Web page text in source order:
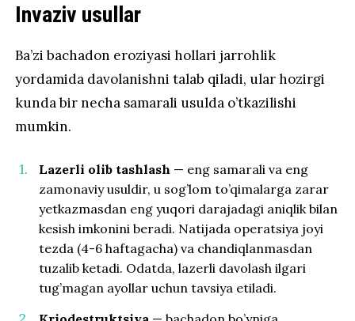
Invaziv usullar
Ba’zi bachadon eroziyasi hollari jarrohlik
yordamida davolanishni talab qiladi, ular hozirgi
kunda bir necha samarali usulda o’tkazilishi
mumkin.
Lazerli olib tashlash — eng samarali va eng
zamonaviy usuldir, u sog’lom to’qimalarga zarar
yetkazmasdan eng yuqori darajadagi aniqlik bilan
kesish imkonini beradi. Natijada operatsiya joyi
tezda (4-6 haftagacha) va chandiqlanmasdan
tuzalib ketadi. Odatda, lazerli davolash ilgari
tug’magan ayollar uchun tavsiya etiladi.